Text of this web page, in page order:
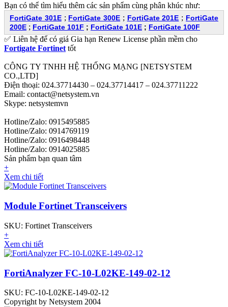
Bạn có thể tìm hiểu thêm các sản phẩm cùng phân khúc như:
FortiGate 301E; FortiGate 300E ; FortiGate 201E ; FortiGate
200E ; FortiGate 101F ; FortiGate 101E ; FortiGate 100F
✅ Liên hệ để có giá Gia hạn Renew License phần mềm cho
Fortigate Fortinet tốt
CÔNG TY TNHH HỆ THỐNG MẠNG [NETSYSTEM
CO.,LTD]
Điện thoại: 024.37714430 – 024.37714417 – 024.37711222
Email: contact@netsystem.vn
Skype: netsystemvn
Hotline/Zalo: 0915495885
Hotline/Zalo: 0914769119
Hotline/Zalo: 0916498448
Hotline/Zalo: 0914025885
Sản phẩm bạn quan tâm
+
Xem chi tiết
Module Fortinet Transceivers
SKU: Fortinet Transceivers
+
Xem chi tiết
FortiAnalyzer FC-10-L02KE-149-02-12
SKU: FC-10-L02KE-149-02-12
Copyright by Netsystem 2004